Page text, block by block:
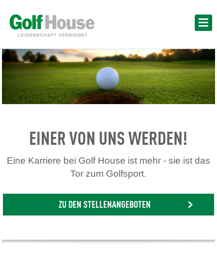
EINER VON UNS WERDEN!
Eine Karriere bei Golf House ist mehr - sie ist das
Tor zum Golfsport.
ZU DEN STELLENANGEBOTEN